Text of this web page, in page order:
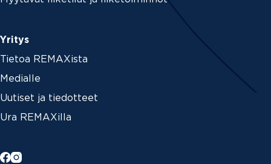
Yritys
Tietoa REMAXista
Medialle
Uutiset ja tiedotteet
Ura REMAXilla